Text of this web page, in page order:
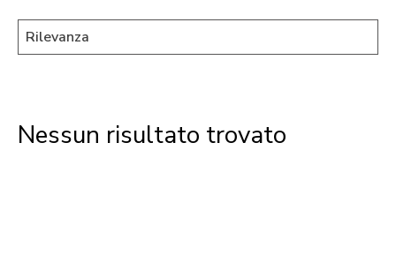
Nessun risultato trovato